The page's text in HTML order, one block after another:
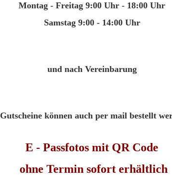
Montag - Freitag 9:00 Uhr - 18:00 Uhr
Samstag 9:00 - 14:00 Uhr
und nach Vereinbarung
Gutscheine können auch per mail bestellt
E - Passfotos mit QR Code
ohne Termin sofort erhältlich